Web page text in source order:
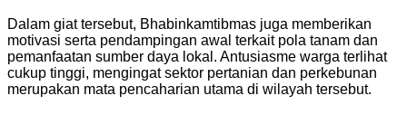
Dalam giat tersebut, Bhabinkamtibmas juga memberikan
motivasi serta pendampingan awal terkait pola tanam dan
pemanfaatan sumber daya lokal. Antusiasme warga terlihat
cukup tinggi, mengingat sektor pertanian dan perkebunan
merupakan mata pencaharian utama di wilayah tersebut.